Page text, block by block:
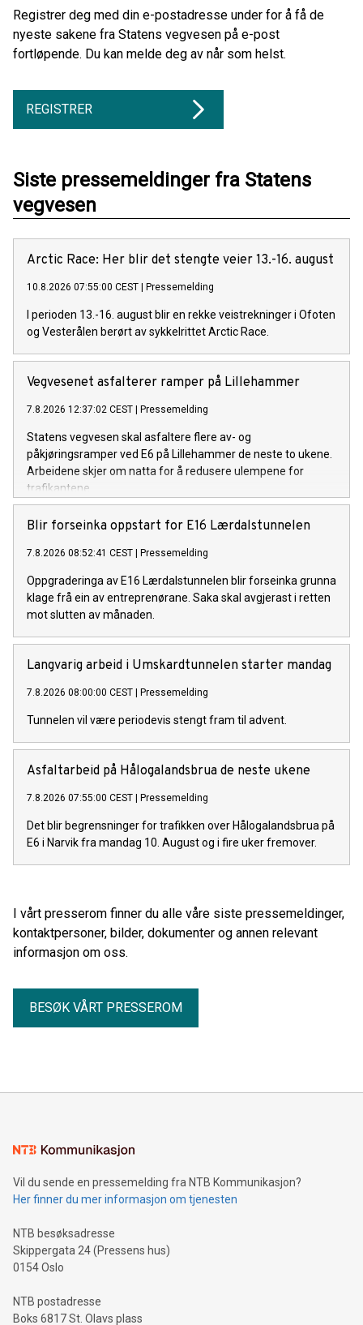
Registrer deg med din e-postadresse under for å få de
nyeste sakene fra Statens vegvesen på e-post
fortløpende. Du kan melde deg av når som helst.
REGISTRER
Siste pressemeldinger fra Statens
vegvesen
Arctic Race: Her blir det stengte veier 13.-16. august
10.8.2026 07:55:00 CEST Pressemelding
I perioden 13.-16. august blir en rekke veistrekninger i Ofoten
og Vesterålen berørt av sykkelrittet Arctic Race.
Vegvesenet asfalterer ramper på Lillehammer
7.8.2026 12:37:02 CEST Pressemelding
Statens vegvesen skal asfaltere flere av- og
påkjøringsramper ved E6 på Lillehammer de neste to ukene.
Arbeidene skjer om natta for å redusere ulempene for
trafikantene.
Blir forseinka oppstart for E16 Lærdalstunnelen
7.8.2026 08:52:41 CEST Pressemelding
Oppgraderinga av E16 Lærdalstunnelen blir forseinka grunna
klage frå ein av entreprenørane. Saka skal avgjerast i retten
mot slutten av månaden.
Langvarig arbeid i Umskardtunnelen starter mandag
7.8.2026 08:00:00 CEST Pressemelding
Tunnelen vil være periodevis stengt fram til advent.
Asfaltarbeid på Hålogalandsbrua de neste ukene
7.8.2026 07:55:00 CEST Pressemelding
Det blir begrensninger for trafikken over Hålogalandsbrua på
E6 i Narvik fra mandag 10. August og i fire uker fremover.
I vårt presserom finner du alle våre siste pressemeldinger,
kontaktpersoner, bilder, dokumenter og annen relevant
informasjon om oss.
BESØK VÅRT PRESSEROM
Vil du sende en pressemelding fra NTB Kommunikasjon?
Her finner du mer informasjon om tjenesten
NTB besøksadresse
Skippergata 24 (Pressens hus)
0154 Oslo
NTB postadresse
Boks 6817 St. Olavs plass